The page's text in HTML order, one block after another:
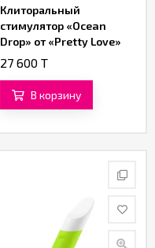
Клиторальный
стимулятор «Ocean
Drop» от «Pretty Love»
(бирюзовый)
27 600 T
В корзину